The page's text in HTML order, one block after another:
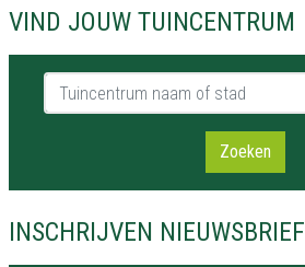
VIND JOUW TUINCENTRUM
Tuincentrum naam of stad
Zoeken
INSCHRIJVEN NIEUWSBRIEF